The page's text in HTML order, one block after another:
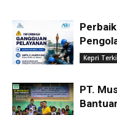
Kepri
PT.